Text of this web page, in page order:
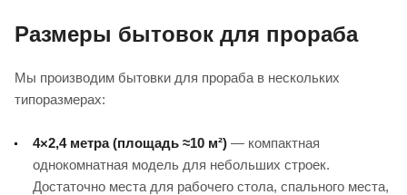
Размеры бытовок для прораба
Мы производим бытовки для прораба в нескольких
типоразмерах:
4×2,4 метра (площадь ≈10 м²) — компактная
однокомнатная модель для небольших строек.
Достаточно места для рабочего стола, спального места,